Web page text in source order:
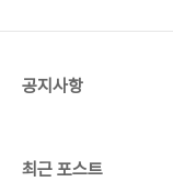
공지사항
최근 포스트